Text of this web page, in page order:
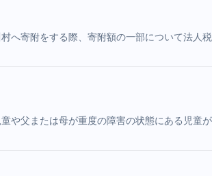
へ寄附をする際、寄附額の一部について法
や父または母が重度の障害の状態にある児